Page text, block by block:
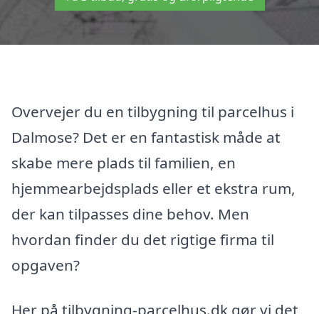
Overvejer du en tilbygning til parcelhus i
Dalmose? Det er en fantastisk måde at
skabe mere plads til familien, en
hjemmearbejdsplads eller et ekstra rum,
der kan tilpasses dine behov. Men
hvordan finder du det rigtige firma til
opgaven?